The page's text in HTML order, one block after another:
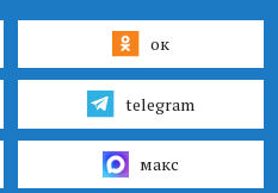
ок
telegram
макс